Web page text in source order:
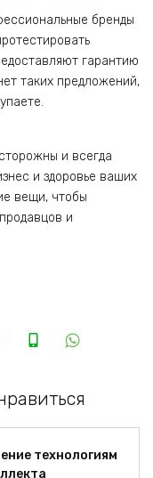
бренды
гарантию
таких предложений,
и всегда
и здоровье ваших
вещи, чтобы
и
технологиям